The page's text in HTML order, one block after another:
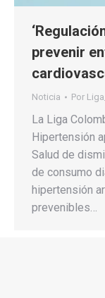
prevenir
Noticia Por
La Liga
Hipertensión
Salud de
de consumo
hipertensión
prevenibles…